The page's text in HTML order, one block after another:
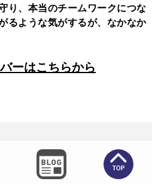
り、本当のチームワークにつな
るような気がするが、なかなか
ーはこちらから